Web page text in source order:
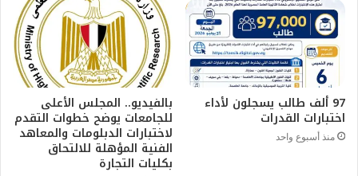
97 ألف طالب يسجلون لأداء
اختبارات القدرات
منذ أسبوع واحد
بالفيديو.. المجلس الأعلى
للجامعات يوضح خطوات التقدم
لاختبارات الدبلومات والمعاهد
الفنية المؤهلة للالتحاق
بكليات التجارة